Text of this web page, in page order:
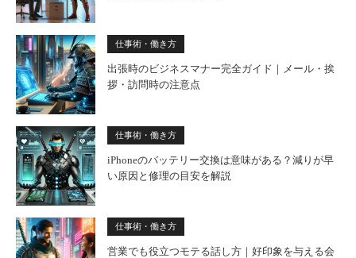
仕事術・働き方
出張時のビジネスマナー完全ガイド｜メール・挨
拶・訪問時の注意点
仕事術・働き方
iPhoneのバッテリー交換は意味がある？減りが早
い原因と修理の目安を解説
仕事術・働き方
営業でも役立つモテる話し方｜好印象を与える会